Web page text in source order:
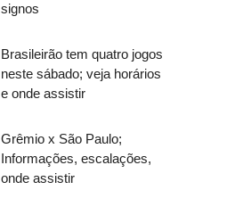
signos
Brasileirão tem quatro jogos
neste sábado; veja horários
e onde assistir
Grêmio x São Paulo;
Informações, escalações,
onde assistir